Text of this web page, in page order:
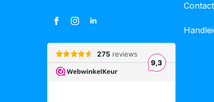
Contact